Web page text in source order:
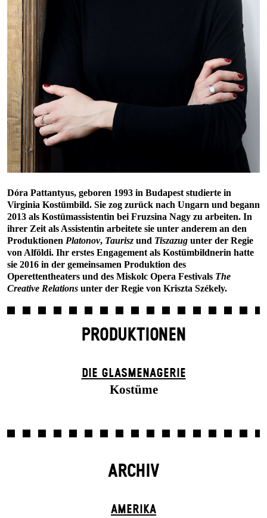
Dóra Pattantyus, geboren 1993 in Budapest studierte in
Virginia Kostümbild. Sie zog zurück nach Ungarn und begann
2013 als Kostümassistentin bei Fruzsina Nagy zu arbeiten. In
ihrer Zeit als Assistentin arbeitete sie unter anderem an den
Produktionen Platonov, Taurisz und Tiszazug unter der Regie
von Alföldi. Ihr erstes Engagement als Kostümbildnerin hatte
sie 2016 in der gemeinsamen Produktion des
Operettentheaters und des Miskolc Opera Festivals The
Creative Relations unter der Regie von Kriszta Székely.
PRODUKTIONEN
DIE GLAS­MENAGERIE
Kostüme
ARCHIV
AMERIKA